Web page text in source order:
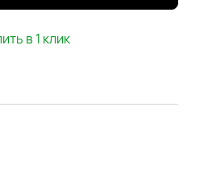
в 1 клик